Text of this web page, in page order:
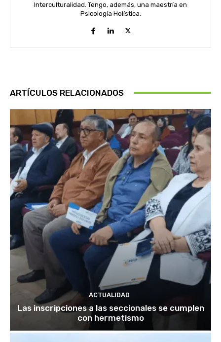
Interculturalidad. Tengo, además, una maestría en
Psicología Holística.
ARTÍCULOS RELACIONADOS
ACTUALIDAD
Las inscripciones a las seccionales se cumplen
con hermetismo